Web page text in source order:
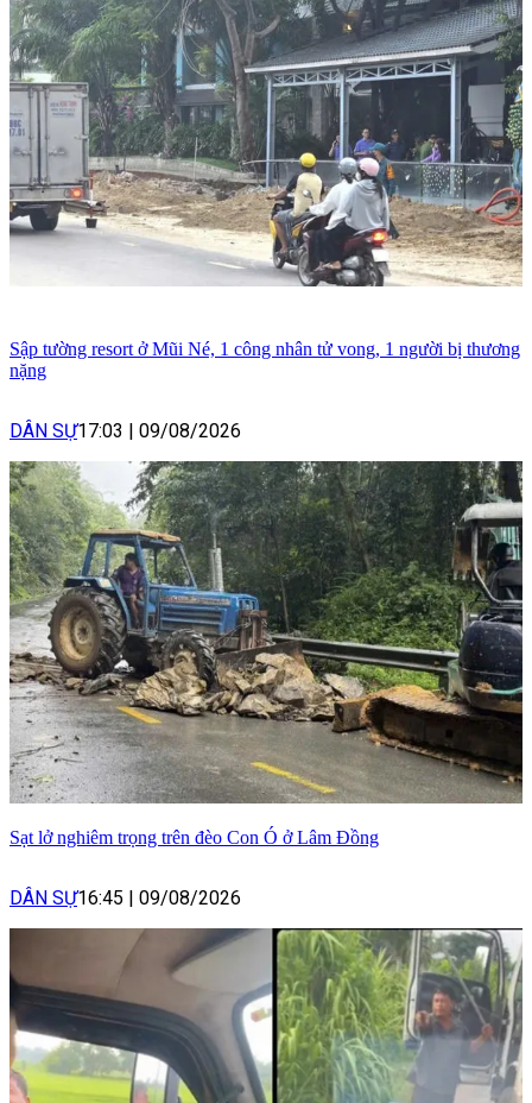
Sập tường resort ở Mũi Né, 1 công nhân tử vong, 1 người bị thương
nặng
DÂN SỰ17:03 09/08/2026
Sạt lở nghiêm trọng trên đèo Con Ó ở Lâm Đồng
DÂN SỰ16:45 09/08/2026